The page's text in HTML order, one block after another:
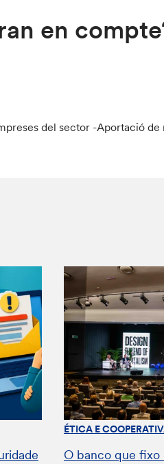
en
del sector -Aportació de
ÉTICA E
O banco que fixo